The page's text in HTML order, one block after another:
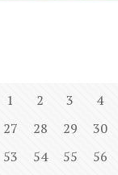
1 2 3 4
27
28 29 30
53
54 55 56